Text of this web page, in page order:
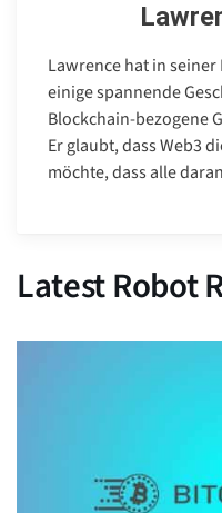
Lawrence hat in
einige spannende
Blockchain-bezogene
Er glaubt, dass Web3
möchte, dass alle
Latest Robot